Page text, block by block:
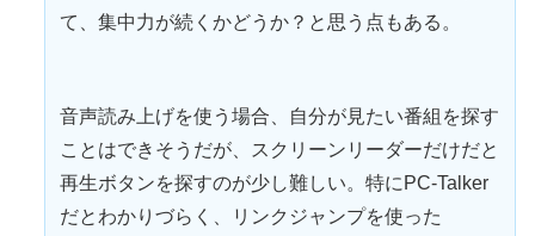
て、集中力が続くかどうか？と思う点もある。
音声読み上げを使う場合、自分が見たい番組を探す
ことはできそうだが、スクリーンリーダーだけだと
再生ボタンを探すのが少し難しい。特にPC-Talker
だとわかりづらく、リンクジャンプを使った